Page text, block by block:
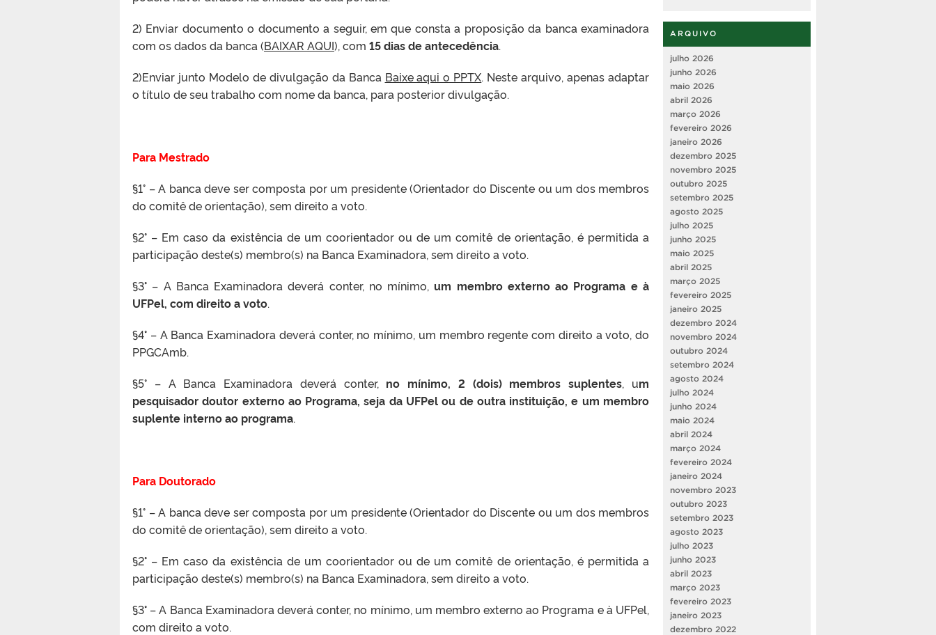
2) Enviar documento o documento a seguir, em que consta a proposição da banca examinadora
com os dados da banca (BAIXAR AQUI), com 15 dias de antecedência.
2)Enviar junto Modelo de divulgação da Banca Baixe aqui o PPTX. Neste arquivo, apenas adaptar
o título de seu trabalho com nome da banca, para posterior divulgação.
Para Mestrado
§1° – A banca deve ser composta por um presidente (Orientador do Discente ou um dos membros
do comitê de orientação), sem direito a voto.
§2° – Em caso da existência de um coorientador ou de um comitê de orientação, é permitida a
participação deste(s) membro(s) na Banca Examinadora, sem direito a voto.
§3° – A Banca Examinadora deverá conter, no mínimo, um membro externo ao Programa e à
UFPel, com direito a voto.
§4° – A Banca Examinadora deverá conter, no mínimo, um membro regente com direito a voto, do
PPGCAmb.
§5° – A Banca Examinadora deverá conter, no mínimo, 2 (dois) membros suplentes, um
pesquisador doutor externo ao Programa, seja da UFPel ou de outra instituição, e um membro
suplente interno ao programa.
Para Doutorado
§1° – A banca deve ser composta por um presidente (Orientador do Discente ou um dos membros
do comitê de orientação), sem direito a voto.
§2° – Em caso da existência de um coorientador ou de um comitê de orientação, é permitida a
participação deste(s) membro(s) na Banca Examinadora, sem direito a voto.
§3° – A Banca Examinadora deverá conter, no mínimo, um membro externo ao Programa e à UFPel,
com direito a voto.
ARQUIVO
julho 2026
junho 2026
maio 2026
abril 2026
março 2026
fevereiro 2026
janeiro 2026
dezembro 2025
novembro 2025
outubro 2025
setembro 2025
agosto 2025
julho 2025
junho 2025
maio 2025
abril 2025
março 2025
fevereiro 2025
janeiro 2025
dezembro 2024
novembro 2024
outubro 2024
setembro 2024
agosto 2024
julho 2024
junho 2024
maio 2024
abril 2024
março 2024
fevereiro 2024
janeiro 2024
novembro 2023
outubro 2023
setembro 2023
agosto 2023
julho 2023
junho 2023
abril 2023
março 2023
fevereiro 2023
janeiro 2023
dezembro 2022